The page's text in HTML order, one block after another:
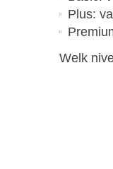
Plus:
Welk